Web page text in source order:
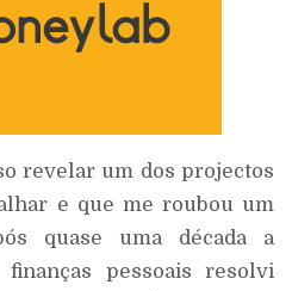
revelar um dos projectos
e que me roubou um
quase uma década a
pessoais resolvi